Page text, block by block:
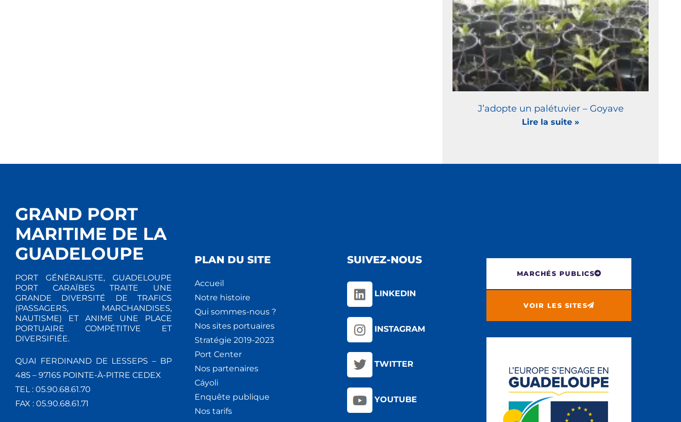
J’adopte un palétuvier – Goyave
Lire la suite »
GRAND PORT
MARITIME DE LA
GUADELOUPE
PORT GÉNÉRALISTE, GUADELOUPE
PORT CARAÏBES TRAITE UNE
GRANDE DIVERSITÉ DE TRAFICS
(PASSAGERS, MARCHANDISES,
NAUTISME) ET ANIME UNE PLACE
PORTUAIRE COMPÉTITIVE ET
DIVERSIFIÉE.
QUAI FERDINAND DE LESSEPS – BP
485 – 97165 POINTE-À-PITRE CEDEX
TEL : 05.90.68.61.70
FAX : 05.90.68.61.71
PLAN DU SITE
Accueil
Notre histoire
Qui sommes-nous ?
Nos sites portuaires
Stratégie 2019-2023
Port Center
Nos partenaires
Cáyoli
Enquête publique
Nos tarifs
SUIVEZ-NOUS
LINKEDIN
INSTAGRAM
TWITTER
YOUTUBE
MARCHÉS PUBLICS
VOIR LES SITES